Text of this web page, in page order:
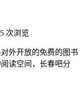
次浏览
外开放的免费的图书
读空间，长春吧分